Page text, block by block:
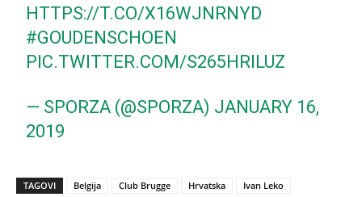
HTTPS://T.CO/X16WJNRNYD
#GOUDENSCHOEN
PIC.TWITTER.COM/S265HRILUZ
— SPORZA (@SPORZA) JANUARY 16,
2019
TAGOVI Belgija Club Brugge Hrvatska
Ivan Leko